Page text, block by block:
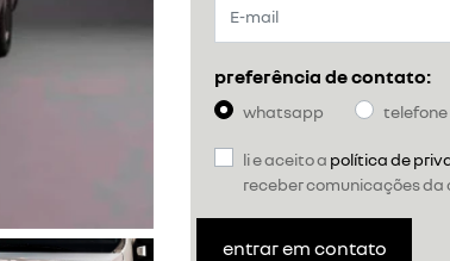
preferência de contato:
whatsapp telefone
li e aceito a política de
receber comunicações da
entrar em contato